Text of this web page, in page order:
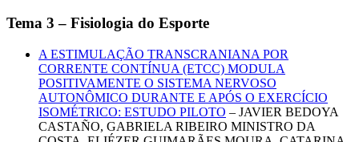
Tema 3 – Fisiologia do Esporte
A ESTIMULAÇÃO TRANSCRANIANA POR
CORRENTE CONTÍNUA (ETCC) MODULA
POSITIVAMENTE O SISTEMA NERVOSO
AUTONÔMICO DURANTE E APÓS O EXERCÍCIO
ISOMÉTRICO: ESTUDO PILOTO – JAVIER BEDOYA
CASTAÑO, GABRIELA RIBEIRO MINISTRO DA